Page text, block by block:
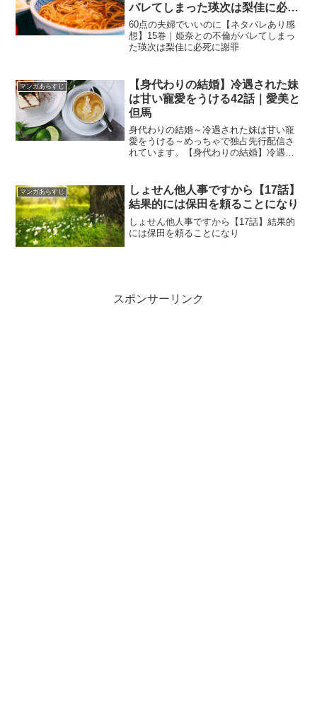
バレてしまった瑛次は梨佳に必死
に謝罪
60点の夫婦でいいのに【ネタバレあり感
想】15巻｜姫奈との不倫がバレてしまっ
た瑛次は梨佳に必死に謝罪
マンガあらすじ
【身代わりの結婚】冷遇された妹
は甘い寵愛をうける42話｜愛美と
但馬
身代わりの結婚～冷遇された妹は甘い寵
愛をうける～めっちゃで独占先行配信さ
れています。【身代わりの結婚】冷遇さ
マンガあらすじ
しょせん他人事ですから【17話】
結果的には保田を頼ることになり
しょせん他人事ですから【17話】結果的
には保田を頼ることになり
スポンサーリンク